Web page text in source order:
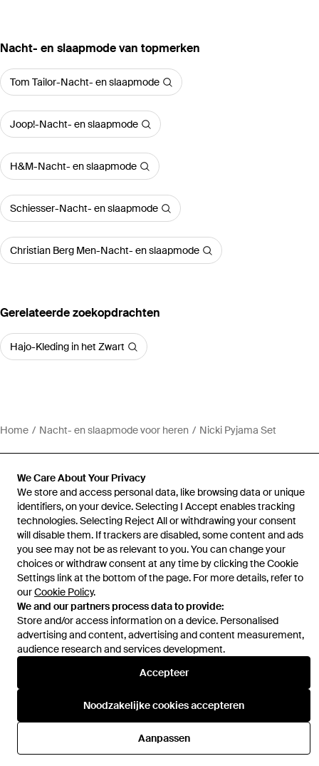
We Care About Your Privacy
We store and access personal data, like browsing data or unique
identifiers, on your device. Selecting I Accept enables tracking
technologies. Selecting Reject All or withdrawing your consent
will disable them. If trackers are disabled, some content and ads
you see may not be as relevant to you. You can change your
choices or withdraw consent at any time by clicking the Cookie
Settings link at the bottom of the page. For more details, refer to
ourCookie Policy.
We and our partners process data to provide:
Store and/or access information on a device. Personalised
advertising and content, advertising and content measurement,
audience research and services development.
Accepteer
Noodzakelijke cookies accepteren
Aanpassen
‪Nacht- en slaapmode‬ van topmerken
Tom Tailor-Nacht- en slaapmode
Joop!-Nacht- en slaapmode
H&M-Nacht- en slaapmode
Schiesser-Nacht- en slaapmode
Christian Berg Men-Nacht- en slaapmode
Gerelateerde zoekopdrachten
Hajo-Kleding in het Zwart
Home Nacht- en slaapmode voor heren Nicki Pyjama Set
Hulp en informatie